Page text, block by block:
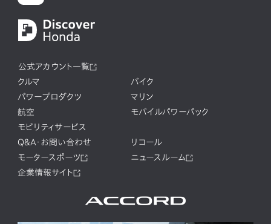
公式アカウント一覧
クルマ
バイク
パワープロダクツ
マリン
航空
モバイルパワーパック
モビリティサービス
Q&A・お問い合わせ
リコール
モータースポーツ
ニュースルーム
企業情報サイト